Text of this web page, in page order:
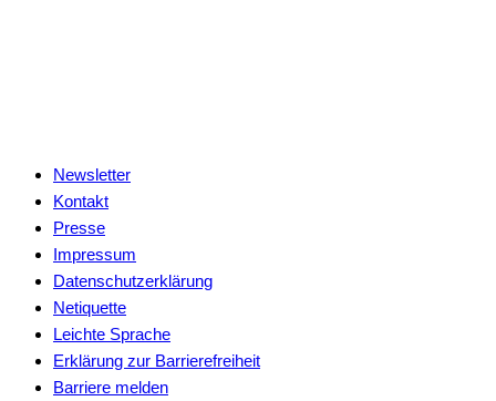
Newsletter
Kontakt
Presse
Impressum
Datenschutzerklärung
Netiquette
Leichte Sprache
Erklärung zur Barrierefreiheit
Barriere melden